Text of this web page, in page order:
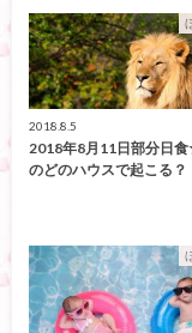
2018.8.5
2018年8月11日部分日
のどのハウスで起こる？